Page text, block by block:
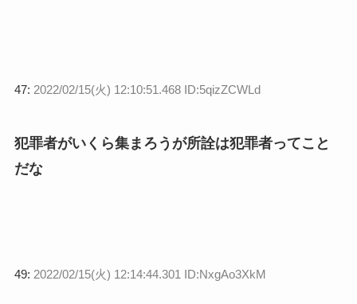
47: 2022/02/15(火) 12:10:51.468 ID:5qizZCWLd
犯罪者がいくら集まろうが所詮は犯罪者ってこと
だな
49: 2022/02/15(火) 12:14:44.301 ID:NxgAo3XkM